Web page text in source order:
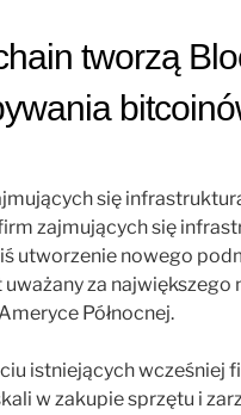
tworzą
się
zajmujących się
utworzenie nowego
uważany za
Północnej.
istniejących wcześniej
w zakupie sprzętu i